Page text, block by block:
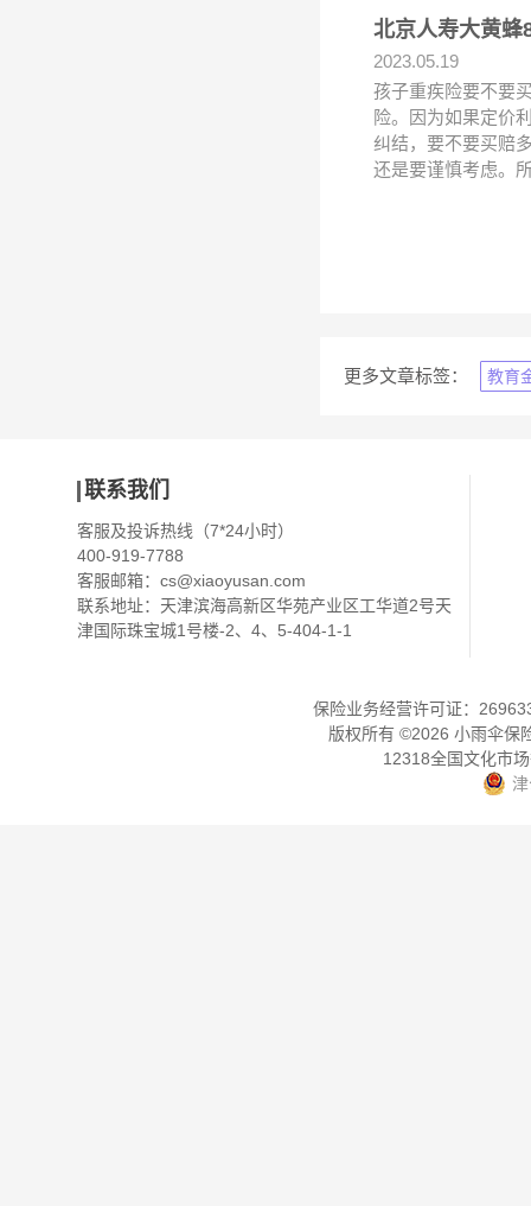
北京人寿大黄蜂
2023.05.19
孩子重疾险要不要
险。因为如果定价
纠结，要不要买赔
还是要谨慎考虑。
更多文章标签： 教育
联系我们
客服及投诉热线（7*24小时）
400-919-7788
客服邮箱： cs@xiaoyusan.com
联系地址：天津滨海高新区华苑产业区工华道2号天
津国际珠宝城1号楼-2、4、5-404-1-1
保险业务经营许可证：
版权所有 ©2026 小雨伞保
12318全国文化市